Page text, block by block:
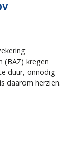
(BAZ) kregen
duur, onnodig
daarom herzien.